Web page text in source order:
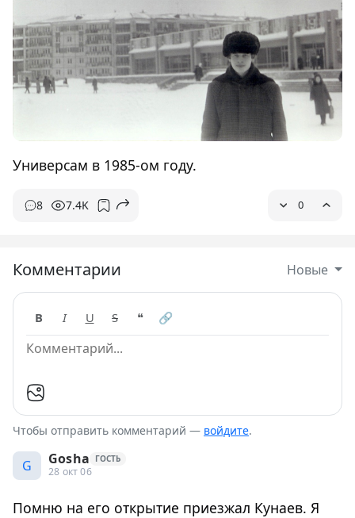
Универсам в 1985-ом году.
8 7.4K 0
Комментарии Новые
B I U S ❝ 🔗
Чтобы отправить комментарий — войдите.
G Gosha ГОСТЬ
28 окт 06
Помню на его открытие приезжал Кунаев. Я